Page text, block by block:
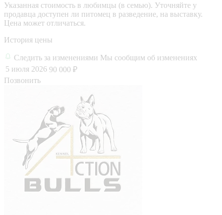
Указанная стоимость в любимцы (в семью). Уточняйте у
продавца доступен ли питомец в разведение, на выставку.
Цена может отличаться.
История цены
Следить за изменениями Мы сообщим об изменениях
5 июля 2026 90 000 ₽
Позвонить